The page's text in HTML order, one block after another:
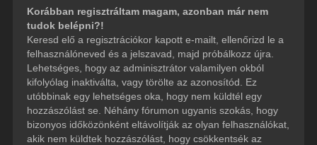
Korábban regisztráltam magam, azonban már nem
tudok belépni?!
Keresd elő a regisztrációkor kapott e-mailt, ellenőrizd le a
felhasználóneved és a jelszavad, majd próbálkozz újra.
Lehetséges, hogy az adminisztrátor valamilyen okból
kifolyólag inaktiválta, vagy törölte az azonosítód. Ez
utóbbinak egy lehetséges oka, hogy nem küldtél egy
hozzászólást se. Néhány fórumon ugyanis szokás, hogy
bizonyos időközönként eltávolítják az olyan felhasználókat,
akik nem küldtek hozzászólást, hogy csökkentsék az